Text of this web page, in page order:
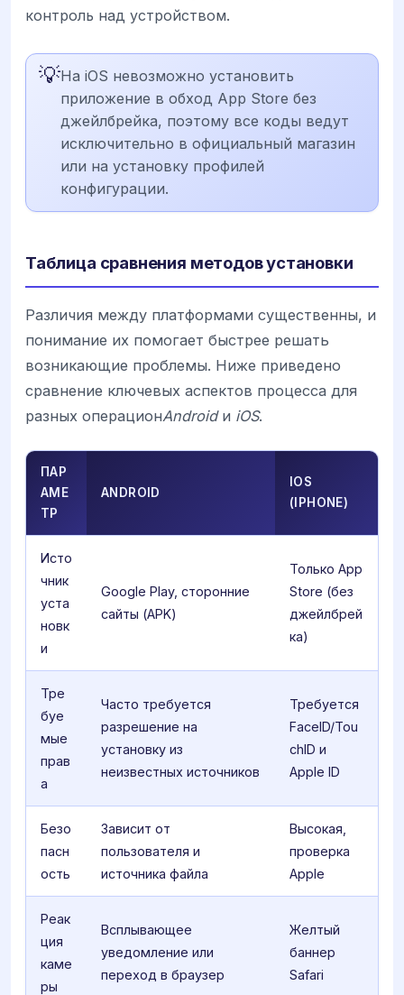
контроль над устройством.
💡На iOS невозможно установить
приложение в обход App Store без
джейлбрейка, поэтому все коды ведут
исключительно в официальный магазин
или на установку профилей
конфигурации.
Таблица сравнения методов установки
Различия между платформами существенны, и
понимание их помогает быстрее решать
возникающие проблемы. Ниже приведено
сравнение ключевых аспектов процесса для
разных операционAndroidи iOS.
ПАР
АМЕ
ТР
ANDROID
IOS
(IPHONE)
Исто
чник
уста
новк
и
Google Play, сторонние
сайты (APK)
Только App
Store (без
джейлбрей
ка)
Тре
буе
мые
прав
а
Часто требуется
разрешение на
установку из
неизвестных источников
Требуется
FaceID/Tou
chID и
Apple ID
Безо
пасн
ость
Зависит от
пользователя и
источника файла
Высокая,
проверка
Apple
Реак
ция
каме
ры
Всплывающее
уведомление или
переход в браузер
Желтый
баннер
Safari